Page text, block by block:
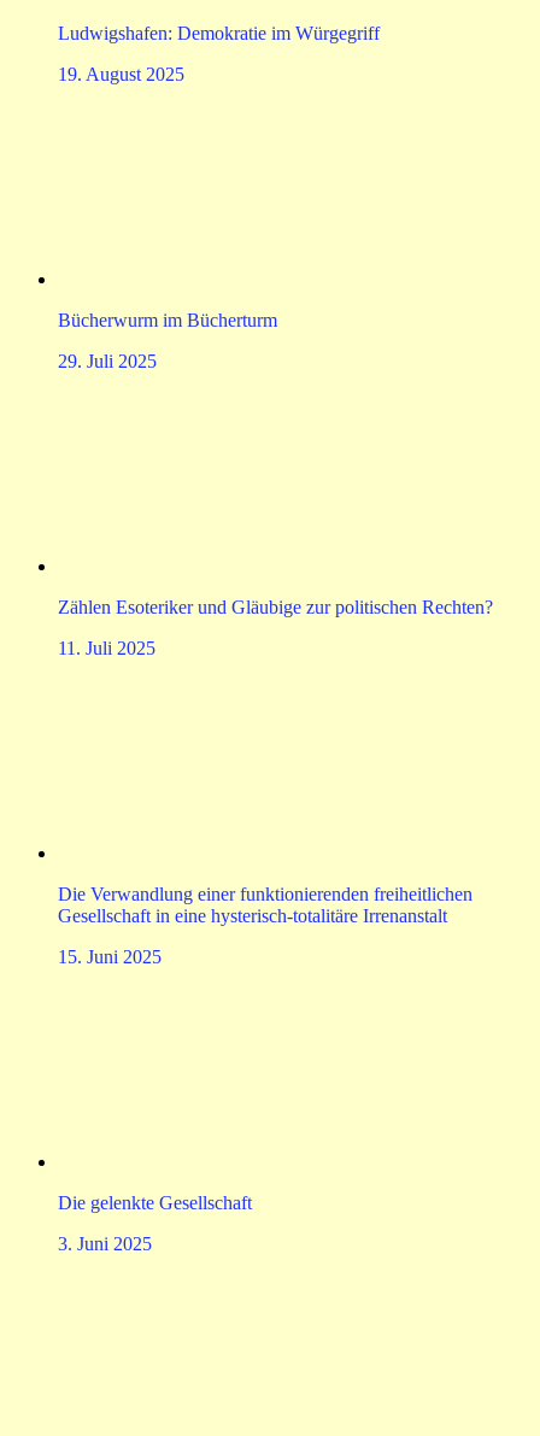
Ludwigshafen: Demokratie im Würgegriff
19. August 2025
Bücherwurm im Bücherturm
29. Juli 2025
Zählen Esoteriker und Gläubige zur politischen Rechten?
11. Juli 2025
Die Verwandlung einer funktionierenden freiheitlichen
Gesellschaft in eine hysterisch-totalitäre Irrenanstalt
15. Juni 2025
Die gelenkte Gesellschaft
3. Juni 2025